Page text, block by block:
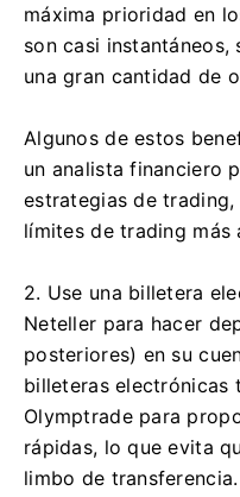
máxima prioridad en
son casi
una gran cantidad de
Algunos de estos
un analista financiero
estrategias de
límites de trading más
2. Use una billetera
Neteller para hacer
posteriores) en su
billeteras electrónicas
Olymptrade para
rápidas, lo que evita
limbo de transferencia.